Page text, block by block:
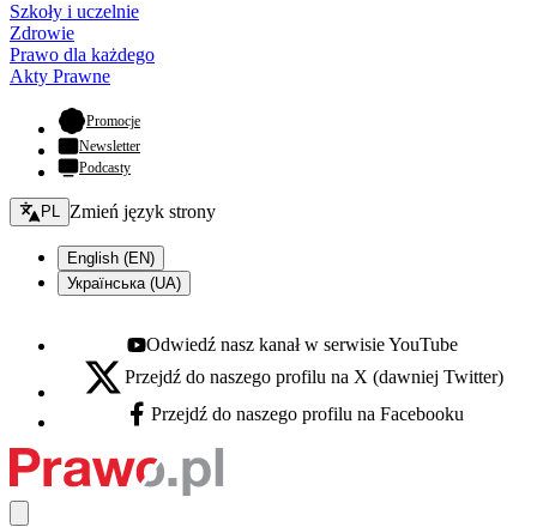
Szkoły i uczelnie
Zdrowie
Prawo dla każdego
Akty Prawne
Promocje- otwiera się w nowej karcie
Newsletter
Podcasty
Zmień język - bieżący:
PL Zmień język strony
English (EN)
Українська (UA)
Youtube - otwiera się w nowej karcie
Odwiedź nasz kanał w serwisie YouTube
X - otwiera się w nowej karcie
Przejdź do naszego profilu na X (dawniej Twitter)
Facebook - otwiera się w nowej karcie
Przejdź do naszego profilu na Facebooku